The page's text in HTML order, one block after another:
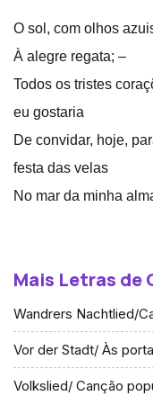
O sol, com olhos
À alegre regata; –
Todos os tristes
eu gostaria
De convidar, hoje,
festa das velas
No mar da minha
Mais Letras de
Wandrers Nachtlied/
Vor der Stadt/ Às
Volkslied/ Canção